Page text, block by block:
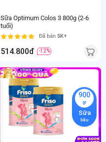
Sữa Optimum Colos 3 800g (2-6
tuổi)
Đã bán 5K+
514.800đ -12%
900
gr
Sữa
bầu